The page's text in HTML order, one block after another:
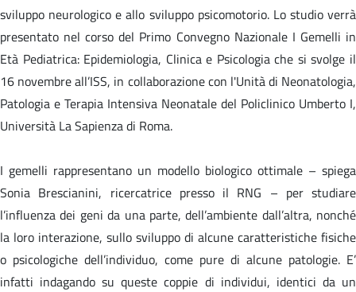
sviluppo neurologico e allo sviluppo psicomotorio. Lo studio verrà
presentato nel corso del Primo Convegno Nazionale I Gemelli in
Età Pediatrica: Epidemiologia, Clinica e Psicologia che si svolge il
16 novembre all’ISS, in collaborazione con l'Unità di Neonatologia,
Patologia e Terapia Intensiva Neonatale del Policlinico Umberto I,
Università La Sapienza di Roma.
I gemelli rappresentano un modello biologico ottimale – spiega
Sonia Brescianini, ricercatrice presso il RNG – per studiare
l’influenza dei geni da una parte, dell’ambiente dall’altra, nonché
la loro interazione, sullo sviluppo di alcune caratteristiche fisiche
o psicologiche dell’individuo, come pure di alcune patologie. E’
infatti indagando su queste coppie di individui, identici da un